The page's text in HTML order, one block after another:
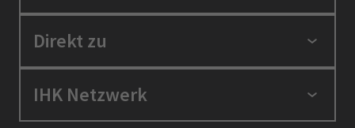
Standortpolitik
Berufszugang
Direkt zu
Positionen
IHK Netzwerk